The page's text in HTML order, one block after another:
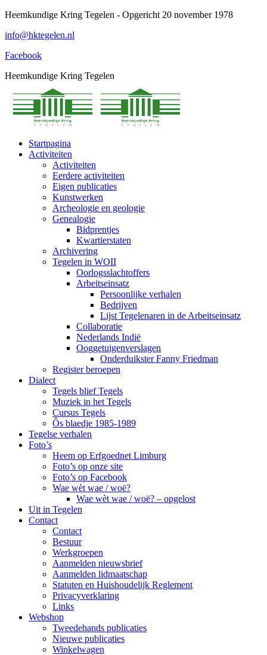
Spring
content
Heemkundige Kring Tegelen - Opgericht 20 november 1978
info@hktegelen.nl
Facebook
Heemkundige Kring Tegelen
Startpagina
Activiteiten
Activiteiten
Eerdere activiteiten
Eigen publicaties
Kunstwerken
Archeologie en geologie
Genealogie
Bidprentjes
Kwartierstaten
Archivering
Tegelen in WOII
Oorlogsslachtoffers
Arbeitseinsatz
Persoonlijke verhalen
Bedrijven
Lijst Tegelenaren in de Arbeitseinsatz
Collaboratie
Nederlands Indië
Ooggetuigenverslagen
Onderduikster Fanny Friedman
Register beroepen
Dialect
Tegels blief Tegels
Muziek in het Tegels
Cursus Tegels
Ôs blaedje 1985-1989
Tegelse verhalen
Foto’s
Heem op Erfgoednet Limburg
Foto’s op onze site
Foto’s op Facebook
Wae wèt wae / woë?
Wae wèt wae / woë? – opgelost
Uit in Tegelen
Contact
Contact
Bestuur
Werkgroepen
Aanmelden nieuwsbrief
Aanmelden lidmaatschap
Statuten en Huishoudelijk Reglement
Privacyverklaring
Links
Webshop
Tweedehands publicaties
Nieuwe publicaties
Winkelwagen